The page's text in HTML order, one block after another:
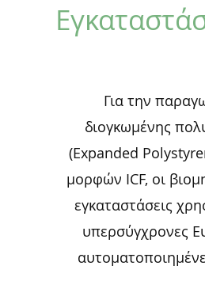
Για την
διογκωμένης
(Expanded
μορφών ICF, οι
εγκαταστάσεις
υπερσύγχρονες